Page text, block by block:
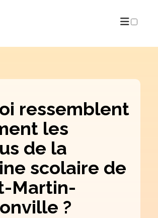
ressemblent
les
de la
scolaire de
Martin-
?